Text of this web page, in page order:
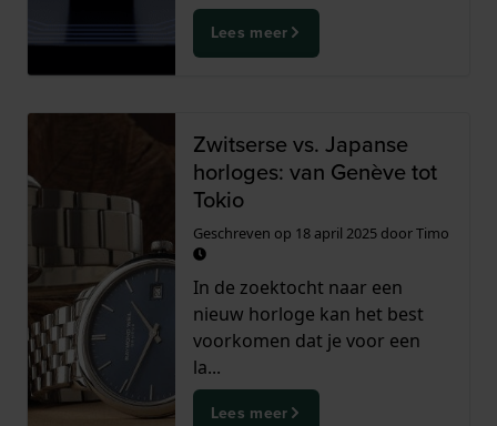
Lees meer
Zwitserse vs. Japanse
horloges: van Genève tot
Tokio
Geschreven op 18 april 2025doorTimo
In de zoektocht naar een
nieuw horloge kan het best
voorkomen dat je voor een
la...
Lees meer